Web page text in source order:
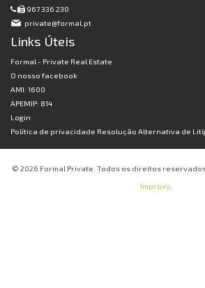
967 336 230
private@formal.pt
Links Úteis
Formal - Private Real Estate
O nosso facebook
AMI: 1600
APEMIP: 814
Login
Política de privacidade Resolução Alternativa de
© 2026 Formal Private. Todos os direitos
Improxy